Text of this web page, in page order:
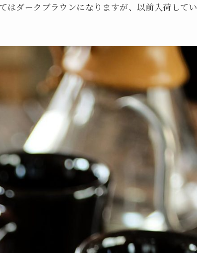
ダークブラウンになりますが、以前入荷してい